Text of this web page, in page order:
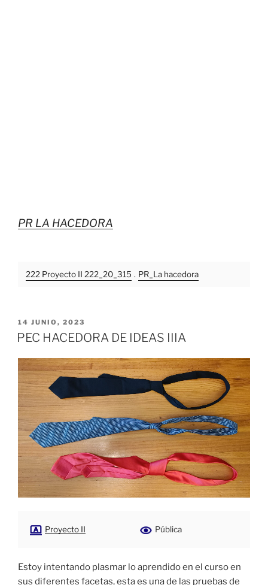
PR LA HACEDORA
222 Proyecto II 222_20_315 . PR_La hacedora
PUBLICADO
EL
14 JUNIO, 2023
PEC HACEDORA DE IDEAS IIIA
Proyecto II Pública
Estoy intentando plasmar lo aprendido en el curso en
sus diferentes facetas, esta es una de las pruebas de